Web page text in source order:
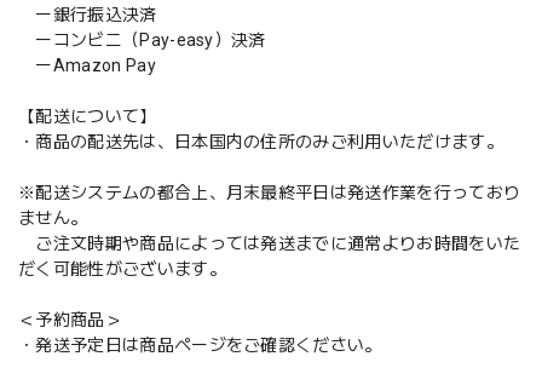
ー銀行振込決済
ーコンビニ（Pay-easy）決済
ーAmazon Pay
【配送について】
・商品の配送先は、日本国内の住所のみご利用いただけます。
※配送システムの都合上、月末最終平日は発送作業を行っており
ません。
ご注文時期や商品によっては発送までに通常よりお時間をいた
だく可能性がございます。
＜予約商品＞
・発送予定日は商品ページをご確認ください。